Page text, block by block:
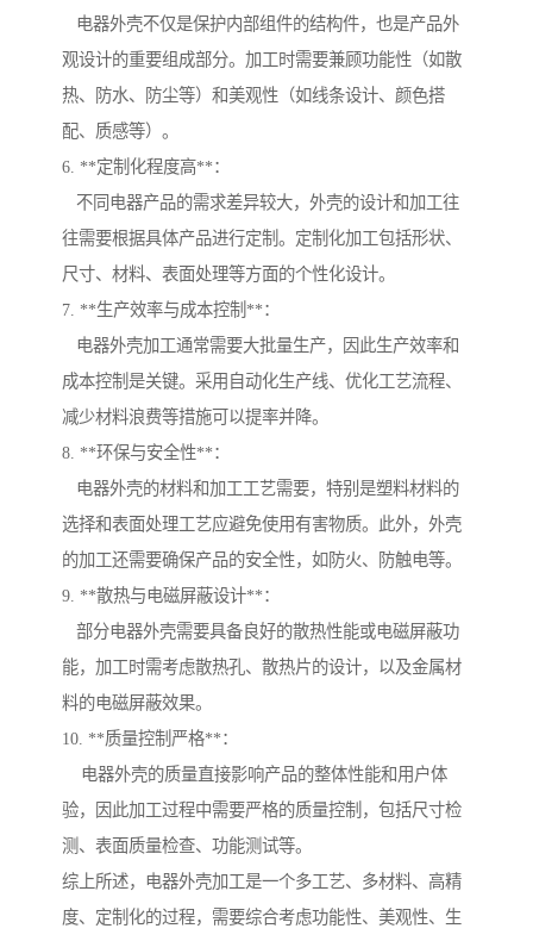
电器外壳不仅是保护内部组件的结构件，也是产品外
观设计的重要组成部分。加工时需要兼顾功能性（如散
热、防水、防尘等）和美观性（如线条设计、颜色搭
配、质感等）。
6. **定制化程度高**：
不同电器产品的需求差异较大，外壳的设计和加工往
往需要根据具体产品进行定制。定制化加工包括形状、
尺寸、材料、表面处理等方面的个性化设计。
7. **生产效率与成本控制**：
电器外壳加工通常需要大批量生产，因此生产效率和
成本控制是关键。采用自动化生产线、优化工艺流程、
减少材料浪费等措施可以提率并降。
8. **环保与安全性**：
电器外壳的材料和加工工艺需要，特别是塑料材料的
选择和表面处理工艺应避免使用有害物质。此外，外壳
的加工还需要确保产品的安全性，如防火、防触电等。
9. **散热与电磁屏蔽设计**：
部分电器外壳需要具备良好的散热性能或电磁屏蔽功
能，加工时需考虑散热孔、散热片的设计，以及金属材
料的电磁屏蔽效果。
10. **质量控制严格**：
电器外壳的质量直接影响产品的整体性能和用户体
验，因此加工过程中需要严格的质量控制，包括尺寸检
测、表面质量检查、功能测试等。
综上所述，电器外壳加工是一个多工艺、多材料、高精
度、定制化的过程，需要综合考虑功能性、美观性、生